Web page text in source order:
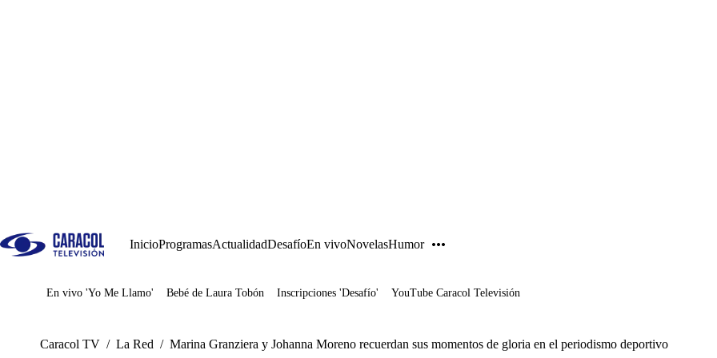
InicioProgramasActualidadDesafíoEn vivoNovelasHumor
Juegos
En vivo 'Yo Me Llamo' Bebé de Laura Tobón Inscripciones 'Desafío' YouTube Caracol Televisión
Caracol TV / La Red / Marina Granziera y Johanna Moreno recuerdan sus momentos de gloria en el periodismo deportivo